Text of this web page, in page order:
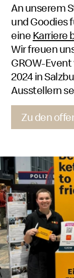
An unserem
undGoodies
eineKarriere
Wir freuen
GROW-Event
2024 in
Ausstellern
Zu den